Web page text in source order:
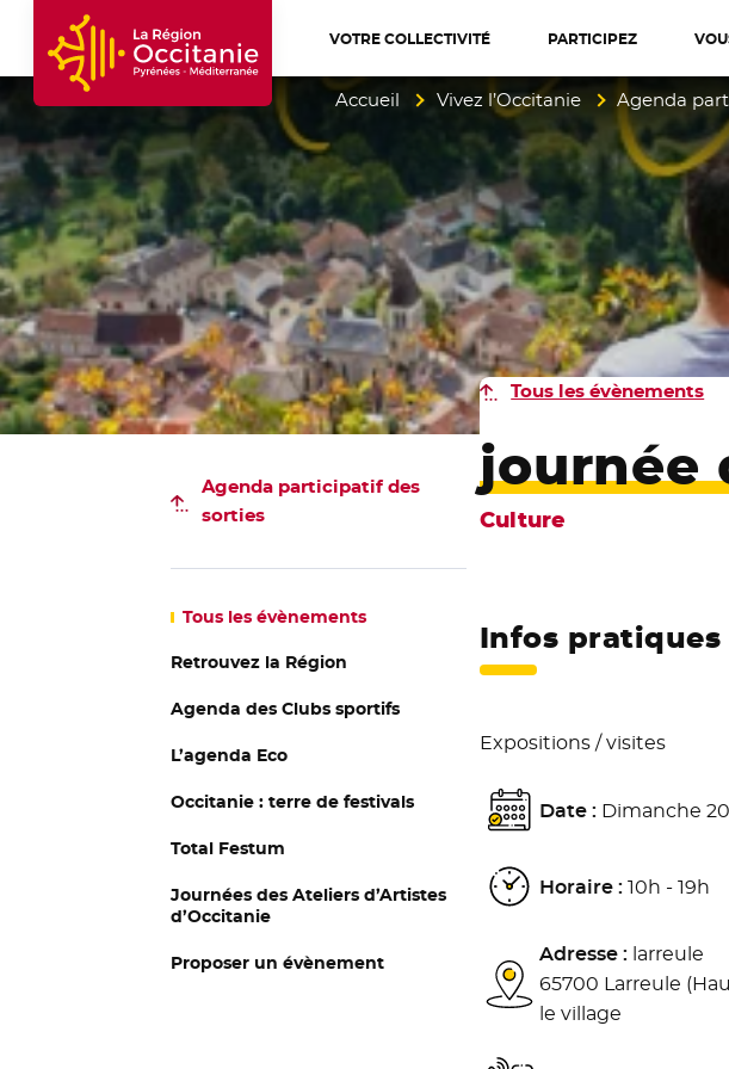
Accueil Région Occitanie / Pyrénées-Méditerranée
VOTRE COLLECTIVITÉ PARTICIPEZ
Accueil Vivez l’Occitanie Agenda
Agenda participatifdes
sorties
Tous les évènements
Retrouvez la Région
Agenda des Clubs sportifs
L’agenda Eco
Occitanie : terre de festivals
Total Festum
Journées des Ateliers d’Artistes
d’Occitanie
Proposer un évènement
Tous les évènements
journée
Culture
Infos pratiques
Expositions / visites
Date :Dimanche
Horaire :10h - 19h
Adresse :larreule
65700 Larreule
le village